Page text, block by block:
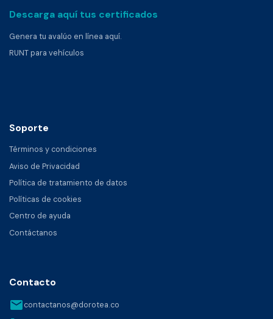
Descarga aquí tus certificados
Genera tu avalúo en línea aquí.
RUNT para vehículos
Soporte
Términos y condiciones
Aviso de Privacidad
Política de tratamiento de datos
Políticas de cookies
Centro de ayuda
Contáctanos
Contacto
emailcontactanos@dorotea.co